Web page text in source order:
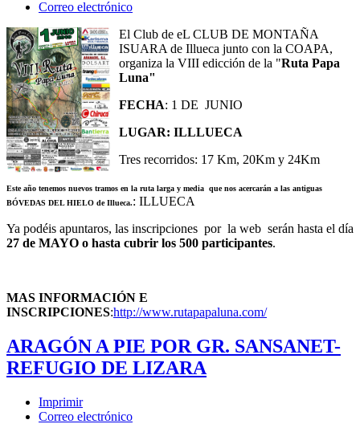
Correo electrónico
El Club de eL CLUB DE MONTAÑA
ISUARA de Illueca junto con la COAPA,
organiza la VIII edicción de la "Ruta Papa
Luna"
FECHA: 1 DE JUNIO
LUGAR: ILLLUECA
Tres recorridos: 17 Km, 20Km y 24Km
Este año tenemos nuevos tramos en la ruta larga y media que nos acercarán a las antiguas
BÓVEDAS DEL HIELO de Illueca.: ILLUECA
Ya podéis apuntaros, las inscripciones por la web serán hasta el día
27 de MAYO o hasta cubrir los 500 participantes.
MAS INFORMACIÓN E
INSCRIPCIONES:http://www.rutapapaluna.com/
ARAGÓN A PIE POR GR. SANSANET-
REFUGIO DE LIZARA
Imprimir
Correo electrónico